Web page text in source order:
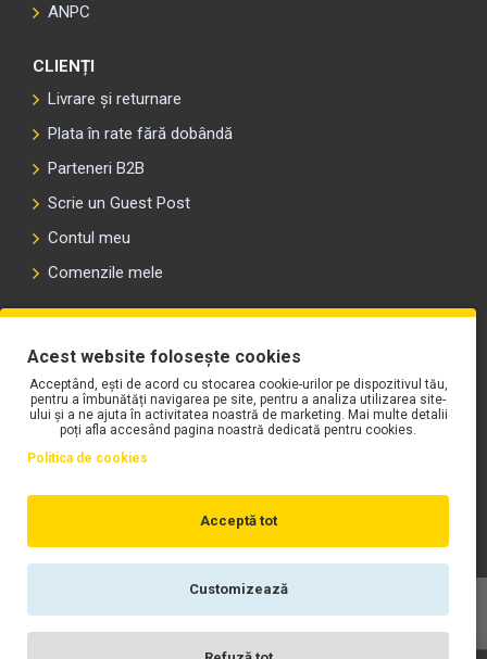
ANPC
CLIENȚI
Livrare și returnare
Plata în rate fără dobândă
Parteneri B2B
Scrie un Guest Post
Contul meu
Comenzile mele
Copyright © WORK Motors
Acest website folosește cookies
Acceptând, ești de acord cu stocarea cookie-urilor pe dispozitivul tău,
pentru a îmbunătăți navigarea pe site, pentru a analiza utilizarea site-
ului și a ne ajuta în activitatea noastră de marketing. Mai multe detalii
poți afla accesând pagina noastră dedicată pentru cookies.
Politica de cookies
Acceptă tot
Customizează